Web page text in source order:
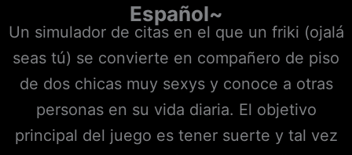
Español~
Un simulador de citas en el que un friki (ojalá
seas tú) se convierte en compañero de piso
de dos chicas muy sexys y conoce a otras
personas en su vida diaria. El objetivo
principal del juego es tener suerte y tal vez